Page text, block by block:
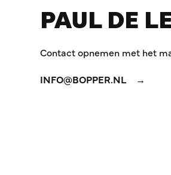
PAUL DE
Contact opnemen met het
INFO@BOPPER.NL